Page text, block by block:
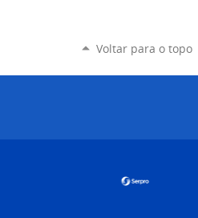
Voltar para o topo